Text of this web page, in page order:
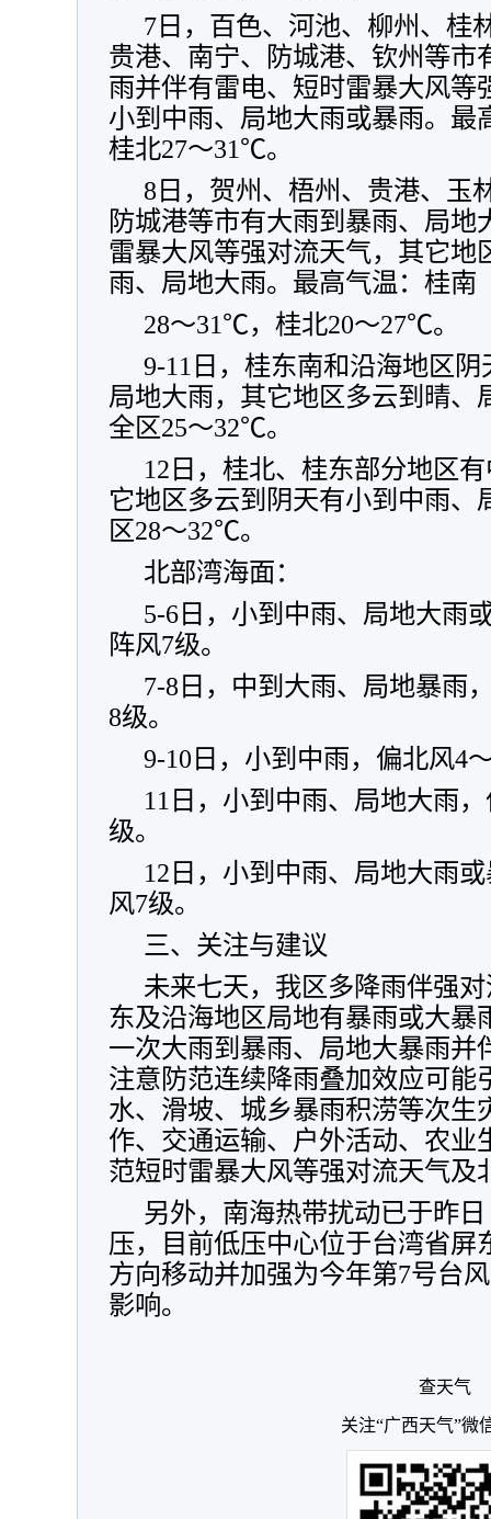
7日，百色、河池、柳州、桂
贵港、南宁、防城港、钦州等市
雨并伴有雷电、短时雷暴大风等
小到中雨、局地大雨或暴雨。
桂北27～31℃。
8日，贺州、梧州、贵港、玉
防城港等市有大雨到暴雨、局地
雷暴大风等强对流天气，其它地
雨、局地大雨。最高气温：桂南
28～31℃，桂北20～27℃。
9-11日，桂东南和沿海地区
局地大雨，其它地区多云到晴、
全区25～32℃。
12日，桂北、桂东部分地区
它地区多云到阴天有小到中雨、
区28～32℃。
北部湾海面：
5-6日，小到中雨、局地大雨
阵风7级。
7-8日，中到大雨、局地暴雨
8级。
9-10日，小到中雨，偏北风4
11日，小到中雨、局地大雨
级。
12日，小到中雨、局地大雨
风7级。
三、关注与建议
未来七天，我区多降雨伴强
东及沿海地区局地有暴雨或大暴
一次大雨到暴雨、局地大暴雨并
注意防范连续降雨叠加效应可能
水、滑坡、城乡暴雨积涝等次生
作、交通运输、户外活动、农业
范短时雷暴大风等强对流天气及
另外，南海热带扰动已于昨
压，目前低压中心位于台湾省屏
方向移动并加强为今年第7号台
影响。
查天气
关注“广西天气”微